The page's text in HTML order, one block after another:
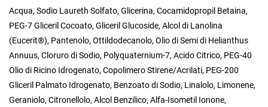
Acqua, Sodio Laureth Solfato, Glicerina, Cocamidopropil Betaina,
PEG-7 Gliceril Cocoato, Gliceril Glucoside, Alcol di Lanolina
(Eucerit®), Pantenolo, Ottildodecanolo, Olio di Semi di Helianthus
Annuus, Cloruro di Sodio, Polyquaternium-7, Acido Citrico, PEG-40
Olio di Ricino Idrogenato, Copolimero Stirene/Acrilati, PEG-200
Gliceril Palmato Idrogenato, Benzoato di Sodio, Linalolo, Limonene,
Geraniolo, Citronellolo, Alcol Benzilico, Alfa-Isometil Ionone,